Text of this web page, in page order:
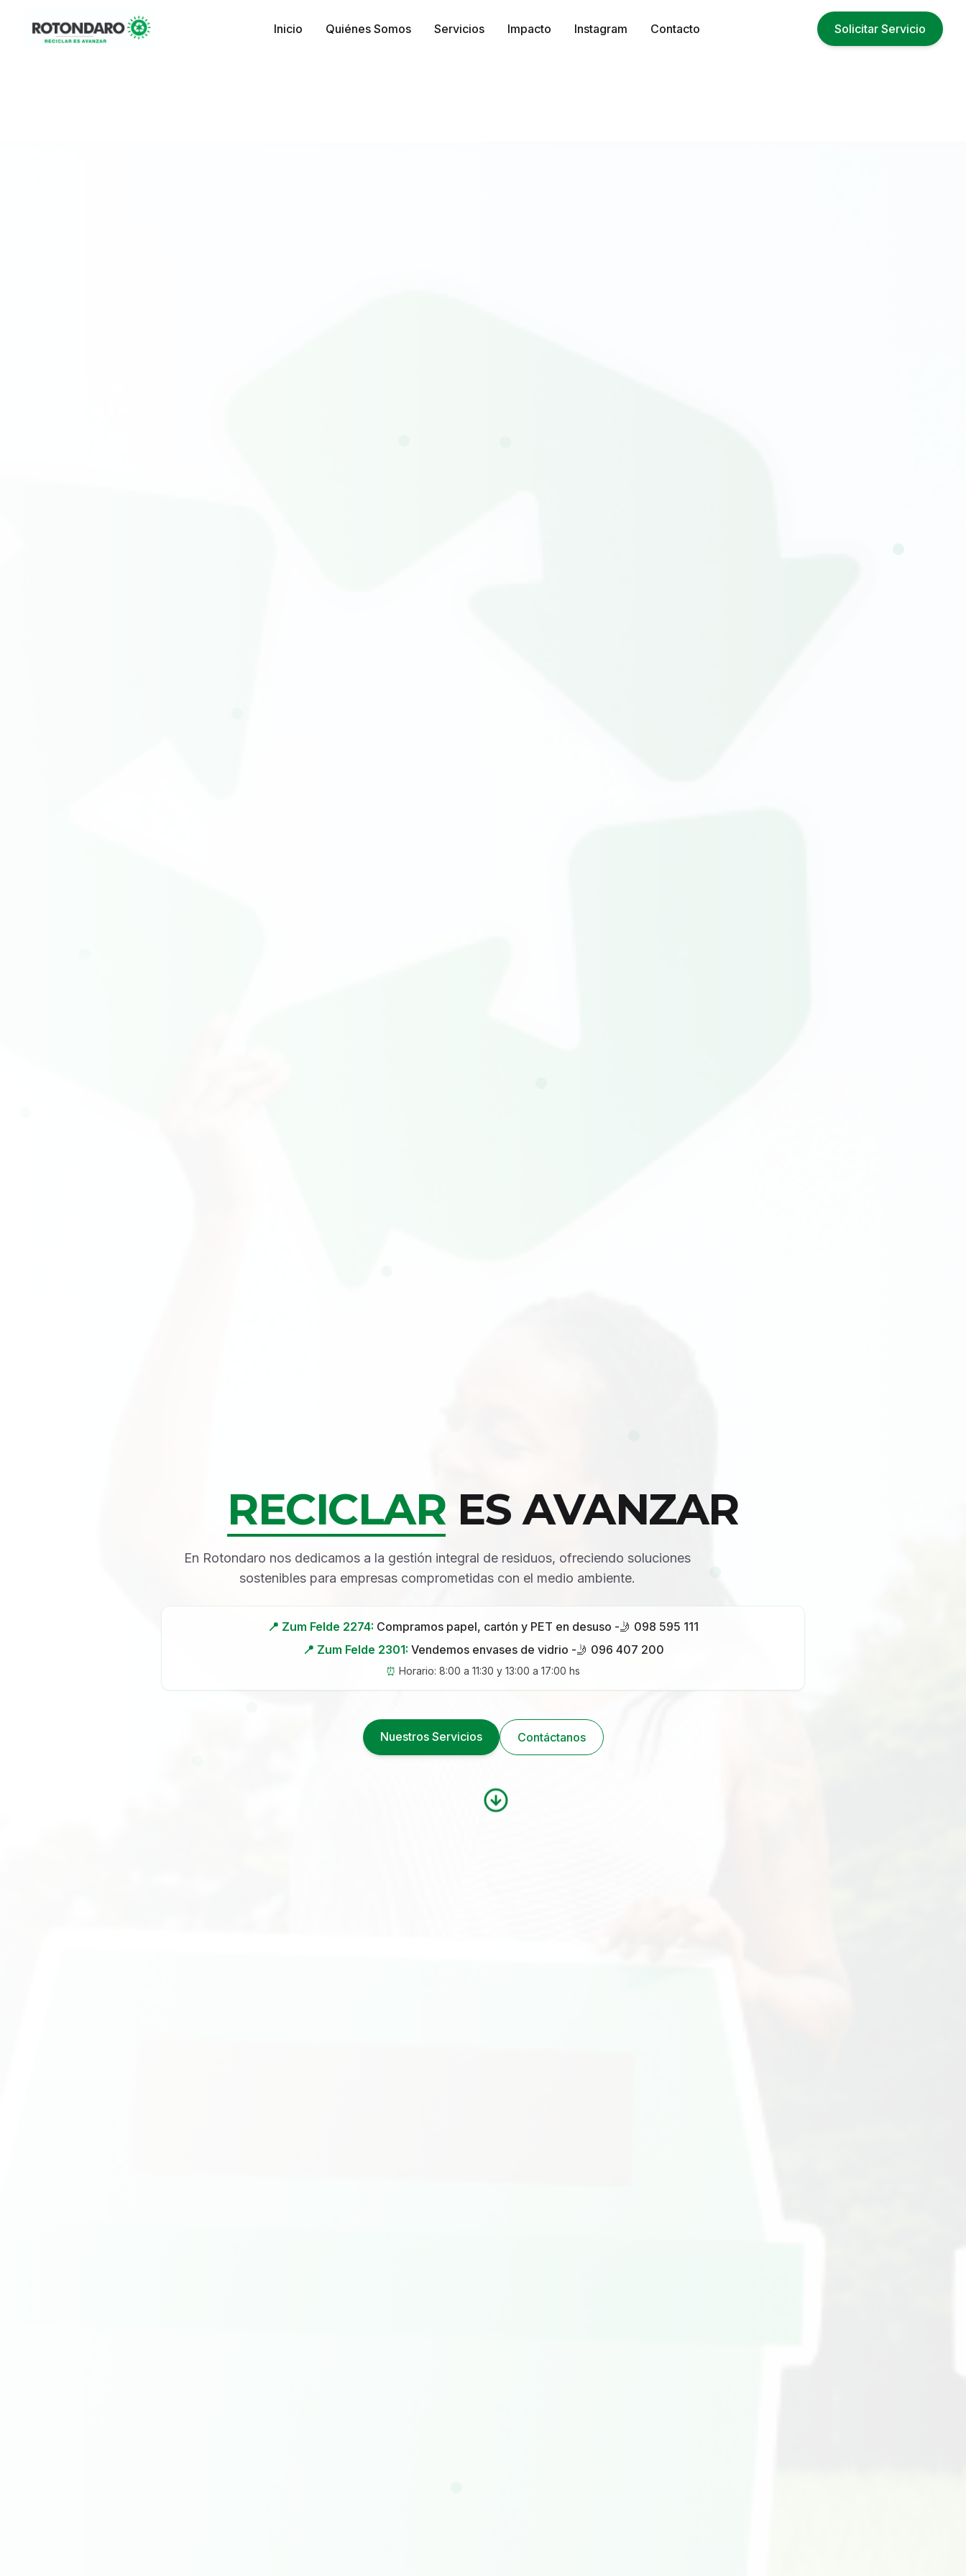
Inicio Quiénes Somos Servicios Impacto Instagram Contacto Solicitar Servicio
RECICLAR ES AVANZAR
En Rotondaro nos dedicamos a la gestión integral de residuos, ofreciendo soluciones
sostenibles para empresas comprometidas con el medio ambiente.
📍 Zum Felde 2274: Compramos papel, cartón y PET en desuso -🤳 098 595 111
📍 Zum Felde 2301: Vendemos envases de vidrio -🤳 096 407 200
⏰ Horario: 8:00 a 11:30 y 13:00 a 17:00 hs
Nuestros Servicios Contáctanos